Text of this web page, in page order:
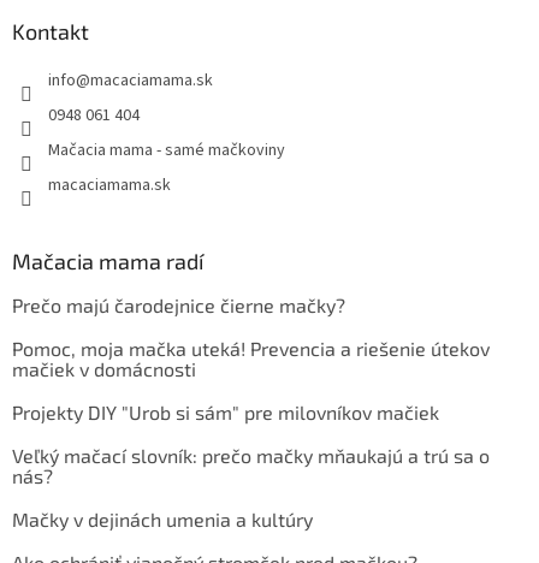
Kontakt
info@macaciamama.sk
0948 061 404
Mačacia mama - samé mačkoviny
macaciamama.sk
Mačacia mama radí
Prečo majú čarodejnice čierne mačky?
Pomoc, moja mačka uteká! Prevencia a riešenie útekov
mačiek v domácnosti
Projekty DIY "Urob si sám" pre milovníkov mačiek
Veľký mačací slovník: prečo mačky mňaukajú a trú sa o
nás?
Mačky v dejinách umenia a kultúry